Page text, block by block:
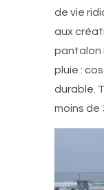
de vie
aux
pantalon
pluie :
durable.
moins de